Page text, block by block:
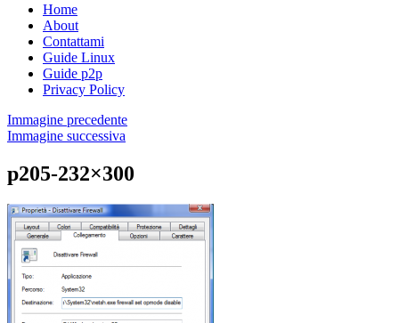
Home
About
Contattami
Guide Linux
Guide p2p
Privacy Policy
Immagine precedente
Immagine successiva
p205-232×300